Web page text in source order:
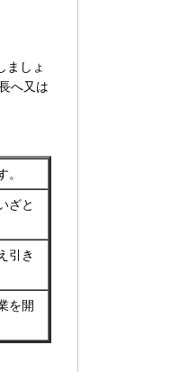
ましょ
へ又は
ざと
引き
を開